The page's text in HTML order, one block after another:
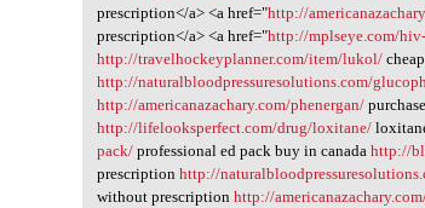
prescription</a> <a href="http://
prescription</a> <a href="http://mplseye.com/
http://travelhockeyplanner.com/item/lukol/
http://naturalbloodpressuresolutions.com/
http://americanazachary.com/phenergan/
http://lifelooksperfect.com/drug/loxitane/
pack/ professional ed pack buy in canadahttp://
prescriptionhttp://
without prescriptionhttp://